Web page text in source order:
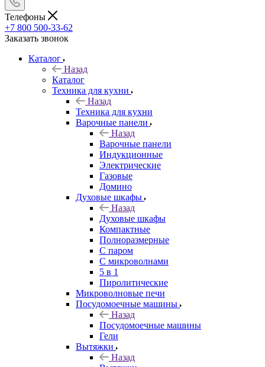
Телефоны
+7 800 500-33-62
Заказать звонок
Каталог
Назад
Каталог
Техника для кухни
Назад
Техника для кухни
Варочные панели
Назад
Варочные панели
Индукционные
Электрические
Газовые
Домино
Духовые шкафы
Назад
Духовые шкафы
Компактные
Полноразмерные
C паром
C микроволнами
5 в 1
Пиролитические
Микроволновые печи
Посудомоечные машины
Назад
Посудомоечные машины
Гели
Вытяжки
Назад